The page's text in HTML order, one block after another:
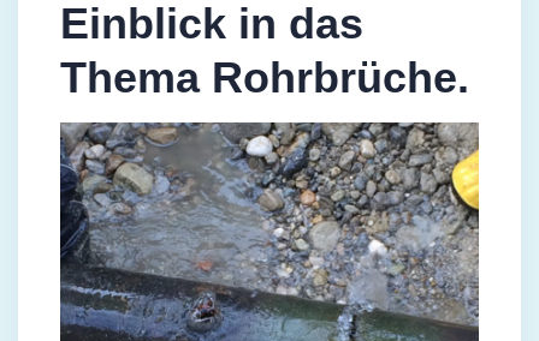
Einblick in das
Thema Rohrbrüche.